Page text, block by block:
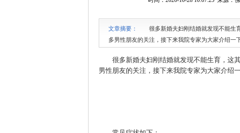
文章摘要：
很多新婚夫妇刚结婚就发现不能生育
多男性朋友的关注，接下来我院专家为大家介绍一
很多新婚夫妇刚结婚就发现不能生育，这其
男性朋友的关注，接下来我院专家为大家介绍